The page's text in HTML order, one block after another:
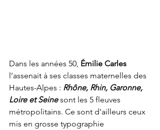
Dans les années 50, Émilie Carles
l’assenait à ses classes maternelles des
Hautes-Alpes : Rhône, Rhin, Garonne,
Loire et Seine sont les 5 fleuves
métropolitains. Ce sont d'ailleurs ceux
mis en grosse typographie